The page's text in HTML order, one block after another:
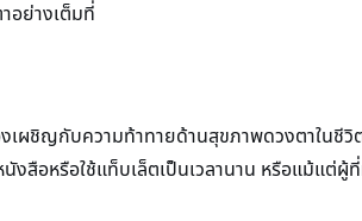
อย่างเต็มที่
ผชิญกับความท้าทายด้านสุขภาพดวงตาในชีวิต
สือหรือใช้แท็บเล็ตเป็นเวลานาน หรือแม้แต่